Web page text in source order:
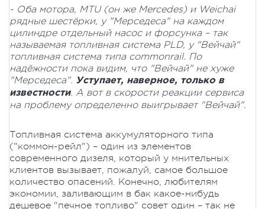
- Оба мотора, MTU(он же Mercedes) и Weichai
рядные шестёрки, у "Мерседеса" на каждом
цилиндре отдельный насос и форсунка – так
называемая топливная система PLD, у "Вейчай"
топливная система типа commonrail. По
надёжности пока видим, что "Вейчай" не хуже
"Мерседеса". Уступает, наверное, только в
известности. А вот в скорости реакции сервиса
на проблему определенно выигрывает "Вейчай".
Топливная система аккумуляторного типа
("коммон-рейл") – один из элементов
современного дизеля, который у мнительных
клиентов вызывает, пожалуй, самое большое
количество опасений. Конечно, любителям
экономии, заливающим в бак какое-нибудь
дешевое "печное топливо" совет один – так не